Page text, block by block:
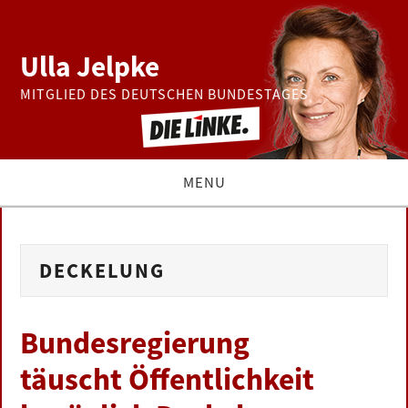
Ulla Jelpke
MITGLIED DES DEUTSCHEN BUNDESTAGES
MENU
BUNDESTAG
ZUR PERSON
DECKELUNG
Bundesregierung
täuscht Öffentlichkeit